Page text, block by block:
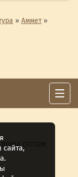
» Аммет»
ОПТОМ